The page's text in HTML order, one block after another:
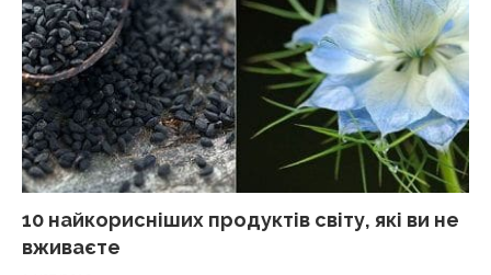
10 найкорисніших продуктів світу, які ви не
вживаєте